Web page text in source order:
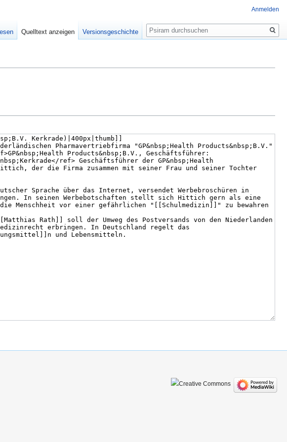
Anmelden
Quelltext anzeigen Versionsgeschichte
Suche